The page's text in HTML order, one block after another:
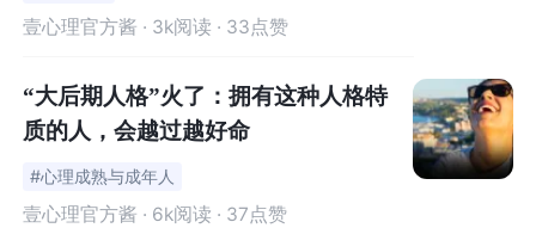
对错，我觉得是对的吧？
因为自己不是高情商的，所以很希望能被高情商的人照顾
吧？而且只要高情商的那个人，不是自己的亲戚朋友或其
他自己很在乎的人，他们活得累不累、辛不辛苦，自己也
不会太在意？
壹心理官方酱 · 3k阅读 · 33点赞
“大后期人格”火了：拥有这种人格特
质的人，会越过越好命
#心理成熟与成年人
壹心理官方酱 · 6k阅读 · 37点赞